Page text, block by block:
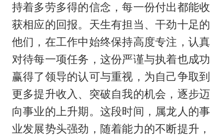
持着多劳多得的信念，每一份付出都能收
获相应的回报。天生有担当、干劲十足的
他们，在工作中始终保持高度专注，认真
对待每一项任务，这份严谨与执着也成功
赢得了领导的认可与重视，为自己争取到
更多提升收入、突破自我的机会，逐步迈
向事业的上升期。这段时间，属龙人的事
业发展势头强劲，随着能力的不断提升，